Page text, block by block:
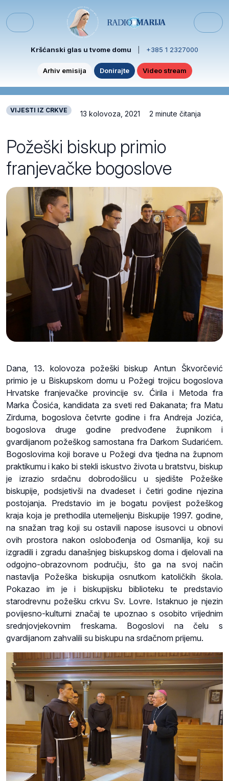
Menu
Kršćanski glas u tvome domu +385 1 2327000
Arhiv emisija Donirajte Video stream
VIJESTI IZ CRKVE 13 kolovoza, 2021 2 minute čitanja
Požeški biskup primio
franjevačke bogoslove
Dana, 13. kolovoza požeški biskup Antun Škvorčević
primio je u Biskupskom domu u Požegi trojicu bogoslova
Hrvatske franjevačke provincije sv. Ćirila i Metoda fra
Marka Čosića, kandidata za sveti red Đakanata; fra Matu
Zirduma, bogoslova četvrte godine i fra Andreja Jozića,
bogoslova druge godine predvođene župnikom i
gvardijanom požeškog samostana fra Darkom Sudarićem.
Bogoslovima koji borave u Požegi dva tjedna na župnom
praktikumu i kako bi stekli iskustvo života u bratstvu, biskup
je izrazio srdačnu dobrodošlicu u sjedište Požeške
biskupije, podsjetivši na dvadeset i četiri godine njezina
postojanja. Predstavio im je bogatu povijest požeškog
kraja koja je prethodila utemeljenju Biskupije 1997. godine,
na snažan trag koji su ostavili napose isusovci u obnovi
ovih prostora nakon oslobođenja od Osmanlija, koji su
izgradili i zgradu današnjeg biskupskog doma i djelovali na
odgojno-obrazovnom području, što ga na svoj način
nastavlja Požeška biskupija osnutkom katoličkih škola.
Pokazao im je i biskupijsku biblioteku te predstavio
starodrevnu požešku crkvu Sv. Lovre. Istaknuo je njezin
povijesno-kulturni značaj te upoznao s osobito vrijednim
srednjovjekovnim freskama. Bogoslovi na čelu s
gvardijanom zahvalili su biskupu na srdačnom prijemu.